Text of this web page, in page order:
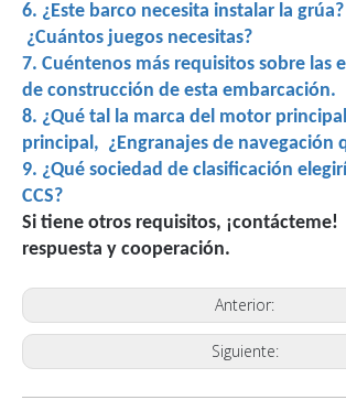
6. ¿Este barco necesita instalar la
¿Cuántos juegos necesitas?
7. Cuéntenos más requisitos sobre las
de construcción de esta embarcación.
8. ¿Qué tal la marca del motor
principal, ¿Engranajes de navegación
9. ¿Qué sociedad de clasificación
CCS?
Si tiene otros requisitos,
respuesta y cooperación.
Anterior:
Siguiente: